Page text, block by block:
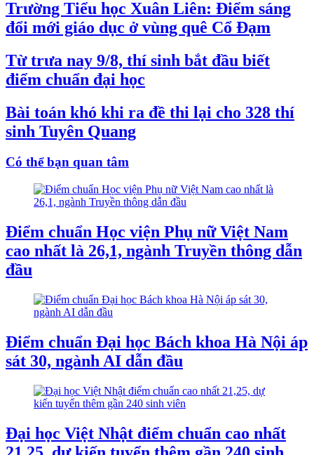
Trường Tiểu học Xuân Liên: Điểm sáng
đổi mới giáo dục ở vùng quê Cổ Đạm
Từ trưa nay 9/8, thí sinh bắt đầu biết
điểm chuẩn đại học
Bài toán khó khi ra đề thi lại cho 328 thí
sinh Tuyên Quang
Có thể bạn quan tâm
Điểm chuẩn Học viện Phụ nữ Việt Nam
cao nhất là 26,1, ngành Truyền thông dẫn
đầu
Điểm chuẩn Đại học Bách khoa Hà Nội áp
sát 30, ngành AI dẫn đầu
Đại học Việt Nhật điểm chuẩn cao nhất